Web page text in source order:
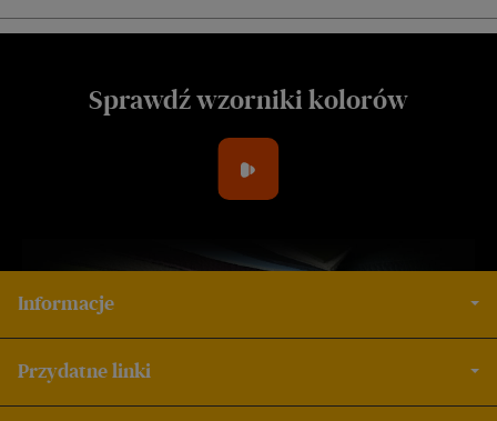
Sprawdź wzorniki kolorów
Informacje
Przydatne linki